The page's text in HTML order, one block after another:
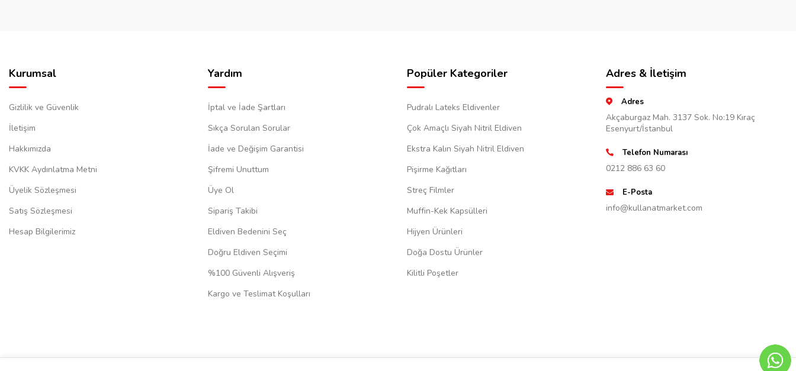
Kurumsal
Gizlilik ve Güvenlik
İletişim
Hakkımızda
KVKK Aydınlatma Metni
Üyelik Sözleşmesi
Satış Sözleşmesi
Hesap Bilgilerimiz
Yardım
İptal ve İade Şartları
Sıkça Sorulan Sorular
İade ve Değişim Garantisi
Şifremi Unuttum
Üye Ol
Sipariş Takibi
Eldiven Bedenini Seç
Doğru Eldiven Seçimi
%100 Güvenli Alışveriş
Kargo ve Teslimat Koşulları
Popüler Kategoriler
Pudralı Lateks Eldivenler
Çok Amaçlı Siyah Nitril Eldiven
Ekstra Kalın Siyah Nitril Eldiven
Pişirme Kağıtları
Streç Filmler
Muffin-Kek Kapsülleri
Hijyen Ürünleri
Doğa Dostu Ürünler
Kilitli Poşetler
Adres & İletişim
Adres
Akçaburgaz Mah. 3137 Sok. No:19 Kıraç
Esenyurt/İstanbul
Telefon Numarası
0212 886 63 60
E-Posta
info@kullanatmarket.com